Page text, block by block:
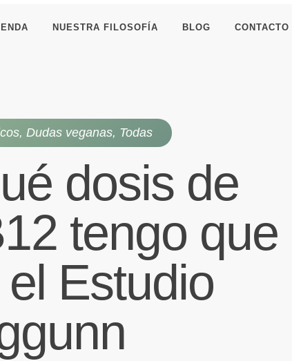
NUESTRA FILOSOFÍA BLOG CONTACTO
, Dudas veganas, Todas
dosis de
tengo que
Estudio